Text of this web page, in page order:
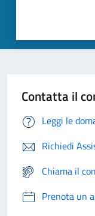
Contatta il
Leggi le
Richiedi
Chiama il
Prenota un